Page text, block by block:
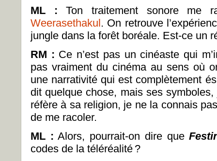
ML : Ton traitement sonore me
Weerasethakul. On retrouve
jungle dans la forêt boréale. Est-ce un
RM : Ce n’est pas un cinéaste qui
pas vraiment du cinéma au sens où
une narrativité qui est complètement
dit quelque chose, mais ses
réfère à sa religion, je ne la connais
de me racoler.
ML : Alors, pourrait-on dire que
codes de la téléréalité ?